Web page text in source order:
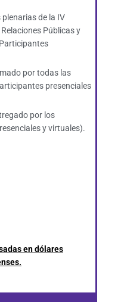
de la IV
Públicas y
por todas las
presenciales
por los
y virtuales).
en dólares